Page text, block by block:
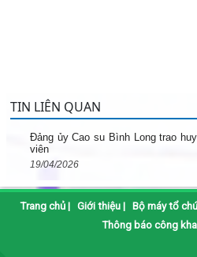
TIN LIÊN QUAN
Đảng ủy Cao su Bình Long trao
viên
19/04/2026
Trang chủ| Giới thiệu| Bộ máy tổ
Thông báo công